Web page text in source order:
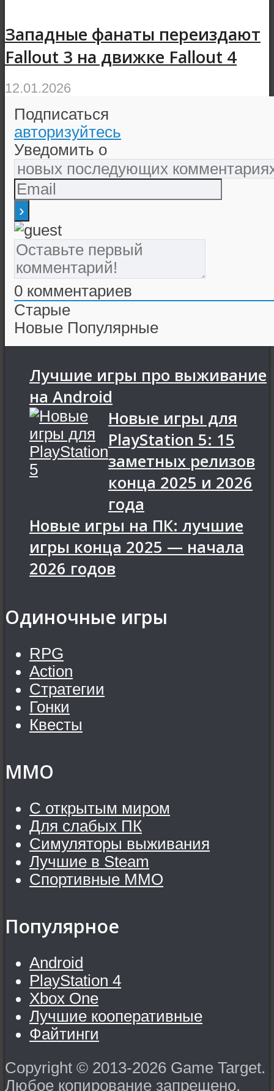
Западные фанаты переиздают
Fallout 3 на движке Fallout 4
12.01.2026
Подписаться
авторизуйтесь
Уведомить о
0 комментариев
Старые
Новые Популярные
Лучшие игры про выживание
на Android
Новые игры для
PlayStation 5: 15
заметных релизов
конца 2025 и 2026
года
Новые игры на ПК: лучшие
игры конца 2025 — начала
2026 годов
Одиночные игры
RPG
Action
Стратегии
Гонки
Квесты
MMO
С открытым миром
Для слабых ПК
Симуляторы выживания
Лучшие в Steam
Спортивные MMO
Популярное
Android
PlayStation 4
Xbox One
Лучшие кооперативные
Файтинги
Copyright © 2013-2026 Game Target.
Любое копирование запрещено.